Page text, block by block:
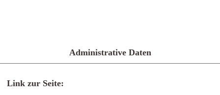
Administrative Daten
Link zur Seite: